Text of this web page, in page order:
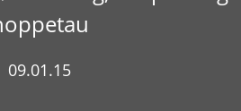
09.01.15